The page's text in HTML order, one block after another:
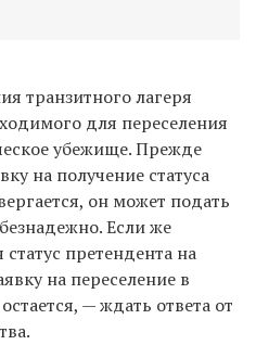
транзитного лагеря
для переселения
убежище. Прежде
на получение статуса
он может подать
Если же
претендента на
на переселение в
— ждать ответа от